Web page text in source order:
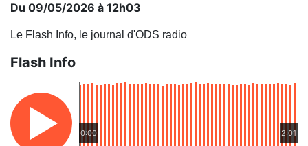
Du 09/05/2026 à 12h03
Le Flash Info, le journal d'ODS radio
Flash Info
0:00 2:01